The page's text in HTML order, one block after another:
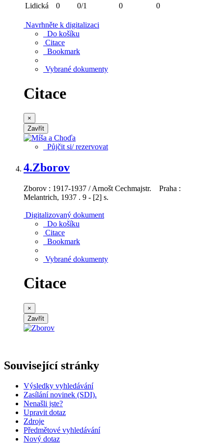
Lidická 0 0/1 0 0
Navrhněte k digitalizaci
Do košíku
Citace
Bookmark
Vybrané dokumenty
Citace
×
Zavřít
Půjčit si/ rezervovat
4.Zborov
Zborov : 1917-1937 / Arnošt Cechmajstr. Praha :
Melantrich, 1937 . 9 - [2] s.
Digitalizovaný dokument
Do košíku
Citace
Bookmark
Vybrané dokumenty
Citace
×
Zavřít
Související stránky
Výsledky vyhledávání
Zasílání novinek (SDI).
Nenašli jste?
Upravit dotaz
Zdroje
Předmětové vyhledávání
Nový dotaz